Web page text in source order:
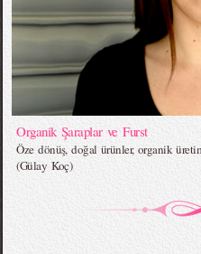
Organik Şaraplar ve Furst
Öze dönüş, doğal ürünler, organik
(Gülay Koç)